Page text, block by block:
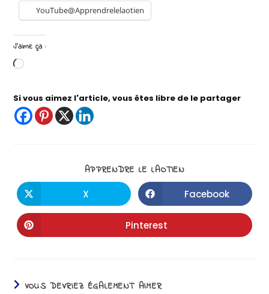
YouTube@Apprendrelelaotien
J’aime ça :
Si vous aimez l'article, vous êtes libre de le partager
APPRENDRE LE LAOTIEN
X
Facebook
Pinterest
VOUS DEVRIEZ ÉGALEMENT AIMER